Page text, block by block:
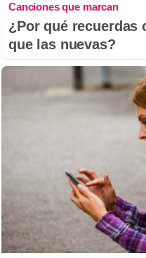
Canciones que marcan
¿Por qué recuerdas
que las nuevas?